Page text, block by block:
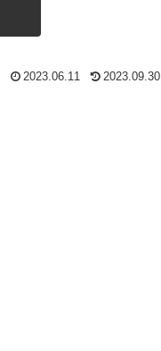
2023.06.11 2023.09.30